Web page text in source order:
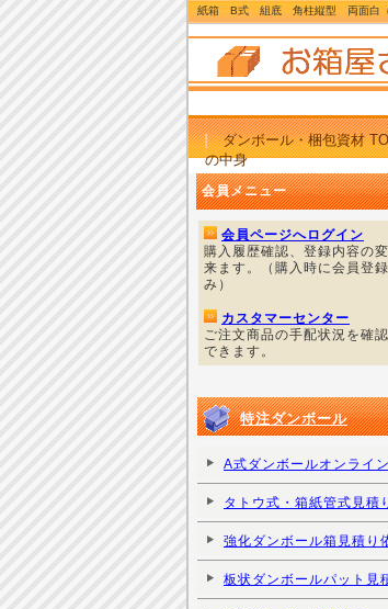
紙箱 B式 組底 角柱縦型 両面白（
ダンボール・梱包資材
の中身
会員メニュー
会員ページへログイン
購入履歴確認、登録内容の
来ます。（購入時に会員登
み）
カスタマーセンター
ご注文商品の手配状況を確
できます。
特注ダンボール
A式ダンボールオンライ
タトウ式・箱紙管式見積
強化ダンボール箱見積り
板状ダンボールパット見